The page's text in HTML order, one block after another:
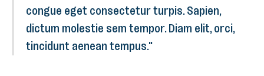
congue eget consectetur turpis. Sapien,
dictum molestie sem tempor. Diam elit, orci,
tincidunt aenean tempus."